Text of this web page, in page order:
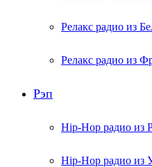
Релакс радио из
Релакс радио из
Рэп
Hip-Hop радио из
Hip-Hop радио из